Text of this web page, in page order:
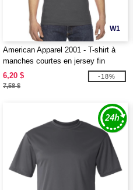
W1
American Apparel 2001 - T-shirt à
manches courtes en jersey fin
6,20 $
7,58 $
-18%